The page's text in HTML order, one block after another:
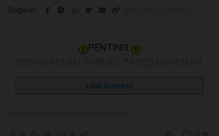
Bagikan
PENTING
MESTINYA
1.
Selalu cek harga semua airline sebelum beli tiket
Lihat isi thread